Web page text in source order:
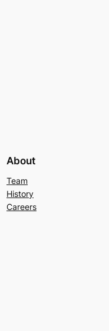
About
Team
History
Careers